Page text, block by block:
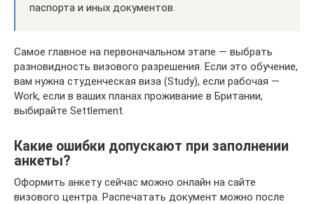
паспорта и иных документов.
Самое главное на первоначальном этапе — выбрать
разновидность визового разрешения. Если это обучение,
вам нужна студенческая виза (Study), если рабочая —
Work, если в ваших планах проживание в Британии,
выбирайте Settlement.
Какие ошибки допускают при заполнении
анкеты?
Оформить анкету сейчас можно онлайн на сайте
визового центра. Распечатать документ можно после